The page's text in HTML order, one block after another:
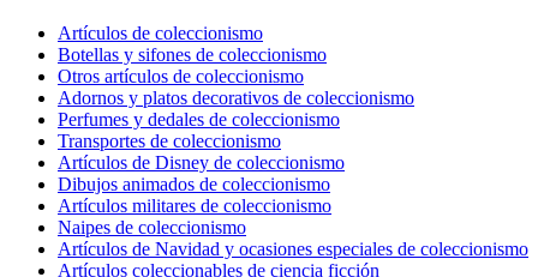
Artículos de coleccionismo
Botellas y sifones de coleccionismo
Otros artículos de coleccionismo
Adornos y platos decorativos de coleccionismo
Perfumes y dedales de coleccionismo
Transportes de coleccionismo
Artículos de Disney de coleccionismo
Dibujos animados de coleccionismo
Artículos militares de coleccionismo
Naipes de coleccionismo
Artículos de Navidad y ocasiones especiales de coleccionismo
Artículos coleccionables de ciencia ficción